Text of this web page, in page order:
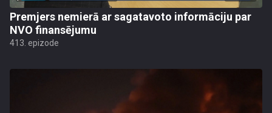
Premjers nemierā ar sagatavoto informāciju par
NVO finansējumu
413. epizode